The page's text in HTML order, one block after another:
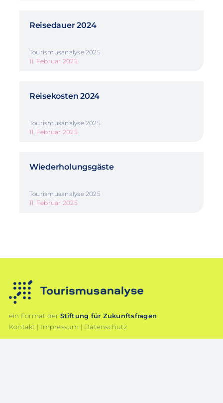
Reisedauer 2024
Tourismusanalyse 2025
11. Februar 2025
Reisekosten 2024
Tourismusanalyse 2025
11. Februar 2025
Wiederholungsgäste
Tourismusanalyse 2025
11. Februar 2025
ein Format der Stiftung für Zukunftsfragen
Kontakt | Impressum | Datenschutz